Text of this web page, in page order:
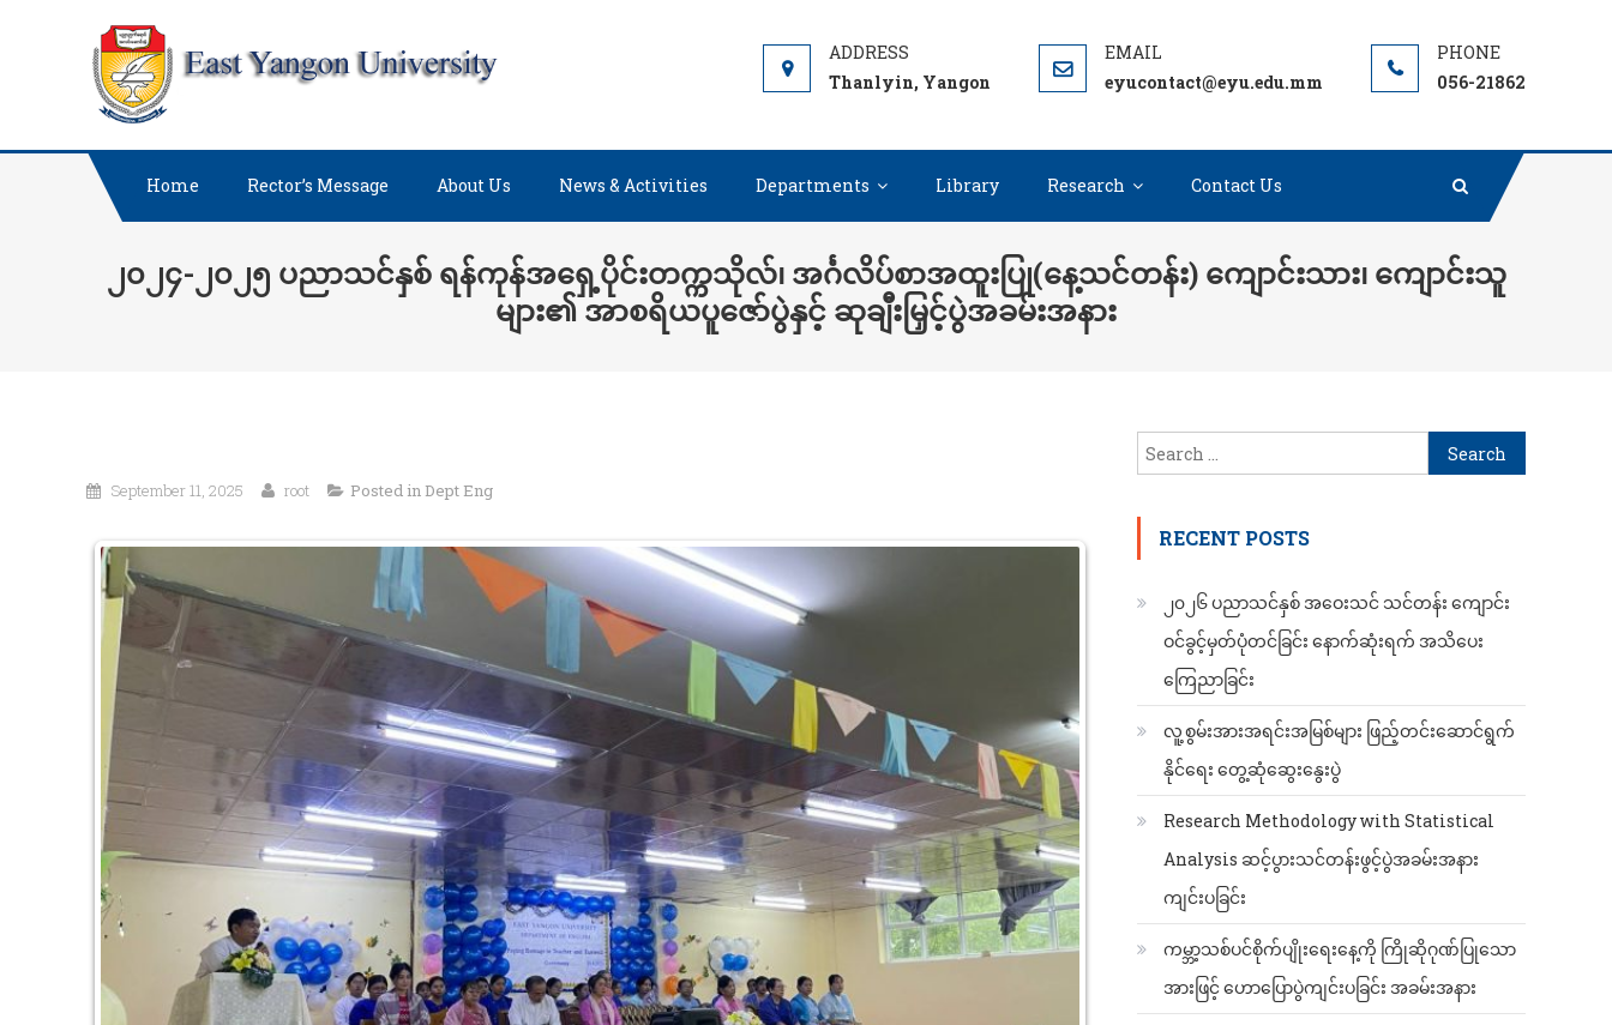
EAST YANGON UNIVERSITY
Thanlyin, Yangon eyucontact@eyu.edu.mm 056-21862
Home Rector’s Message About Us News & Activities Departments Library Research Contact Us
၂၀၂၄-၂၀၂၅ ပညာသင်နှစ် ရန်ကုန်အရှေ့ပိုင်းတက္ကသိုလ်၊ အင်္ဂလိပ်စာအထူးပြု(နေ့သင်တန်း) ကျောင်းသား၊ ကျောင်းသူ
များ၏ အာစရိယပူဇော်ပွဲနှင့် ဆုချီးမြှင့်ပွဲအခမ်းအနား
September 11, 2025 root Posted in Dept Eng
Search
for:
RECENT POSTS
၂၀၂၆ ပညာသင်နှစ် အဝေးသင် သင်တန်း ကျောင်း
ဝင်ခွင့်မှတ်ပုံတင်ခြင်း နောက်ဆုံးရက် အသိပေး
ကြေညာခြင်း
လူ့စွမ်းအားအရင်းအမြစ်များ ဖြည့်တင်းဆောင်ရွက်
နိုင်ရေး တွေ့ဆုံဆွေးနွေးပွဲ
Research Methodology with Statistical
Analysis ဆင့်ပွားသင်တန်းဖွင့်ပွဲအခမ်းအနား
ကျင်းပခြင်း
ကမ္ဘာ့သစ်ပင်စိုက်ပျိုးရေးနေ့ကို ကြိုဆိုဂုဏ်ပြုသော
အားဖြင့် ဟောပြောပွဲကျင်းပခြင်း အခမ်းအနား